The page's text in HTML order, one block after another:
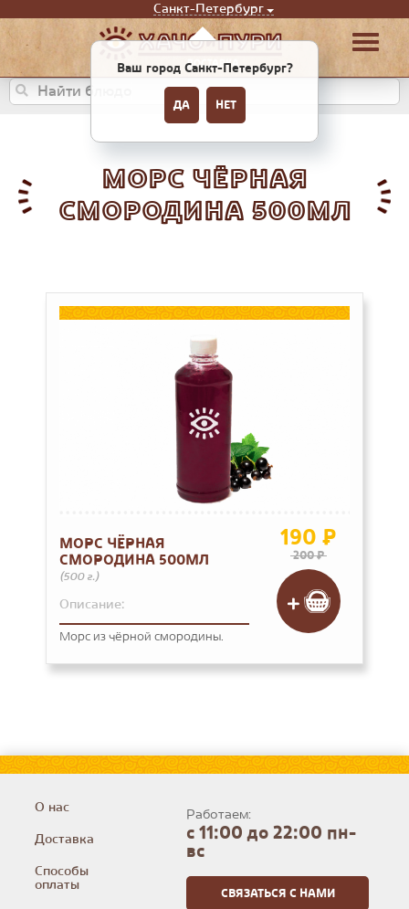
Санкт-Петербург
Ваш город Санкт-Петербург?
ДА НЕТ
МОРС ЧЁРНАЯ
СМОРОДИНА 500МЛ
МОРС ЧЁРНАЯ
СМОРОДИНА 500МЛ
(500 г.)
Описание:
Морс из чёрной смородины.
190 ₽
200 ₽
О нас
Доставка
Способы
оплаты
Работаем:
с 11:00 до 22:00 пн-
вс